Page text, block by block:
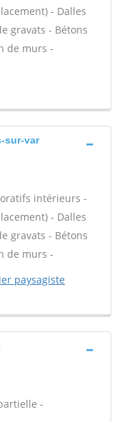
- Dalles
gravats - Bétons
de murs -
sur-var
intérieurs -
- Dalles
gravats - Bétons
de murs -
paysagiste
-